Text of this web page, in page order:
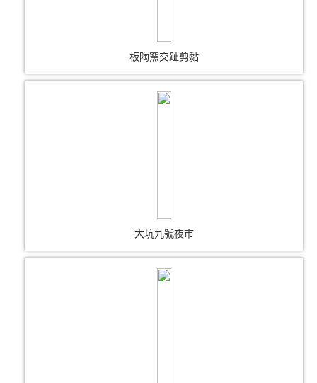
板陶窯交趾剪黏
大坑九號夜市